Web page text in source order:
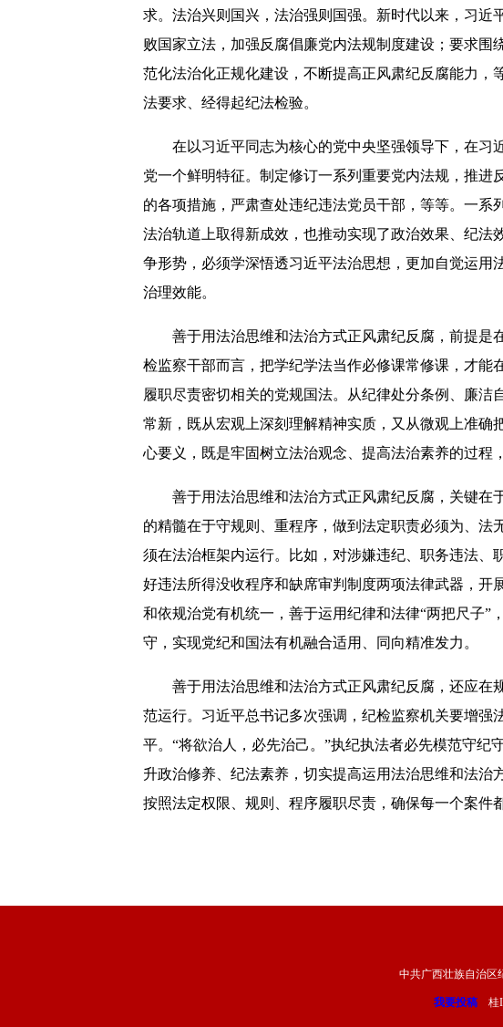
求。法治兴则国兴，法治强则国强。新时代以来，习
败国家立法，加强反腐倡廉党内法规制度建设；要求
范化法治化正规化建设，不断提高正风肃纪反腐能力
法要求、经得起纪法检验。
在以习近平同志为核心的党中央坚强领导下，在习
党一个鲜明特征。制定修订一系列重要党内法规，推
的各项措施，严肃查处违纪违法党员干部，等等。一
法治轨道上取得新成效，也推动实现了政治效果、纪法
争形势，必须学深悟透习近平法治思想，更加自觉运
治理效能。
善于用法治思维和法治方式正风肃纪反腐，前提是
检监察干部而言，把学纪学法当作必修课常修课，才
履职尽责密切相关的党规国法。从纪律处分条例、廉
常新，既从宏观上深刻理解精神实质，又从微观上准
心要义，既是牢固树立法治观念、提高法治素养的过程
善于用法治思维和法治方式正风肃纪反腐，关键在
的精髓在于守规则、重程序，做到法定职责必须为、
须在法治框架内运行。比如，对涉嫌违纪、职务违法、
好违法所得没收程序和缺席审判制度两项法律武器，
和依规治党有机统一，善于运用纪律和法律“两把尺子
守，实现党纪和国法有机融合适用、同向精准发力。
善于用法治思维和法治方式正风肃纪反腐，还应在
范运行。习近平总书记多次强调，纪检监察机关要增
平。“将欲治人，必先治己。”执纪执法者必先模范守纪
升政治修养、纪法素养，切实提高运用法治思维和法
按照法定权限、规则、程序履职尽责，确保每一个案件
中共广西壮族自治
我要投稿 桂